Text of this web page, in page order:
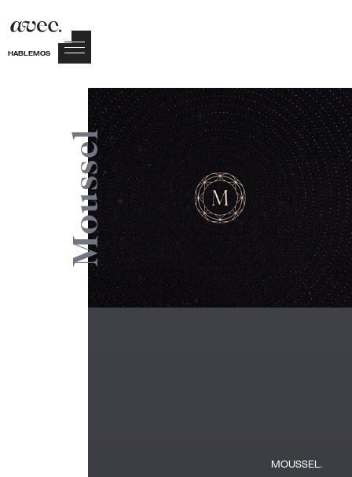
HABLEMOS
Moussel
MOUSSEL.